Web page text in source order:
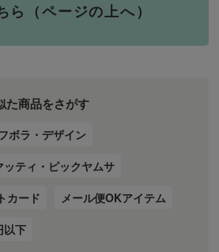
ら（ページの上へ）
た商品をさがす
ボラ・デザイン
ティ・ピックヤムサ
カード
メール便OKアイテム
以下